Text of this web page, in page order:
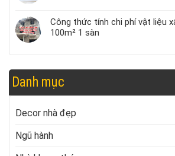
Công thức tính chi phí vật liệu
100m² 1 sàn
Danh mục
Decor nhà đẹp
Ngũ hành